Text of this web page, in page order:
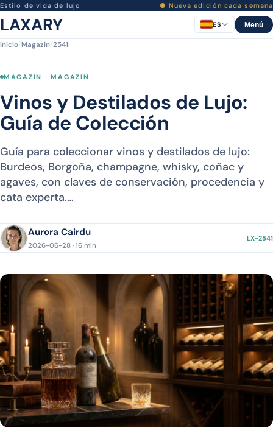
Estilo de vida de lujo ● Nueva edición cada semana
LAXARY ES Menú
Inicio/Magazin/2541
MAGAZIN · MAGAZIN
Vinos y Destilados de Lujo:
Guía de Colección
Guía para coleccionar vinos y destilados de lujo:
Burdeos, Borgoña, champagne, whisky, coñac y
agaves, con claves de conservación, procedencia y
cata experta.…
Aurora Cairdu
2026-06-28 · 16 min
LX-2541